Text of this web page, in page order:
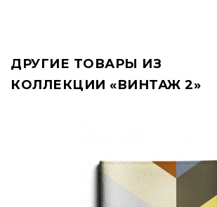
ДРУГИЕ ТОВАРЫ ИЗ
КОЛЛЕКЦИИ «ВИНТАЖ 2»